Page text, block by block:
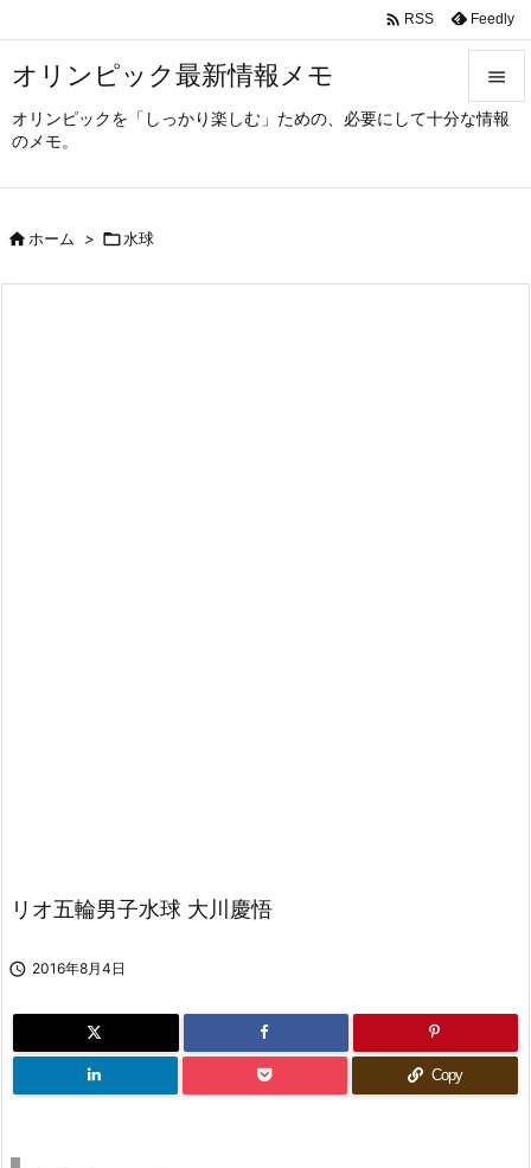
オリンピック最新情報メモ
オリンピックを「しっかり楽しむ」ための、必要にして十分な情報
のメモ。



 RSS Feedly
ホーム > 水球
リオ五輪男子水球 大川慶悟
 2016年8月4日
Copy